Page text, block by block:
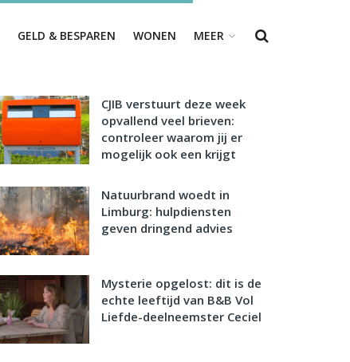
GELD & BESPAREN WONEN MEER
CJIB verstuurt deze week
opvallend veel brieven:
controleer waarom jij er
mogelijk ook een krijgt
Natuurbrand woedt in
Limburg: hulpdiensten
geven dringend advies
Mysterie opgelost: dit is de
echte leeftijd van B&B Vol
Liefde-deelneemster Ceciel